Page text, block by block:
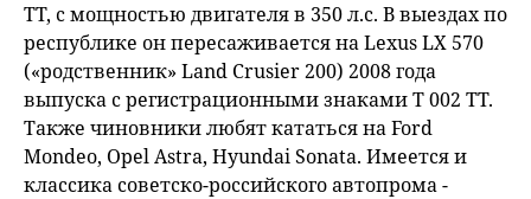
ТТ, с мощностью двигателя в 350 л.с. В выездах по
республике он пересаживается на Lexus LX 570
(«родственник» Land Crusier 200) 2008 года
выпуска с регистрационными знаками Т 002 ТТ.
Также чиновники любят кататься на Ford
Mondeo, Opel Astra, Hyundai Sonata. Имеется и
классика советско-российского автопрома -